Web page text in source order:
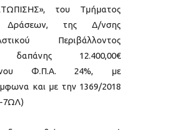
του Τμήματος
Δράσεων, της Δ/νσης
Περιβάλλοντος
δαπάνης 12.400,00€
Φ.Π.Α. 24%, με
και με την 1369/2018
7ΩΛ)